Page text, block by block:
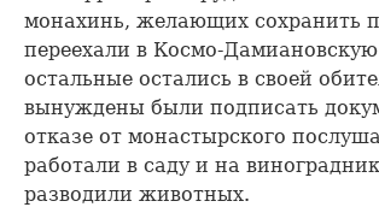
монахинь, желающих сохранить
переехали в Космо-
остальные остались в своей
вынуждены были подписать
отказе от монастырского
работали в саду и на
разводили животных.